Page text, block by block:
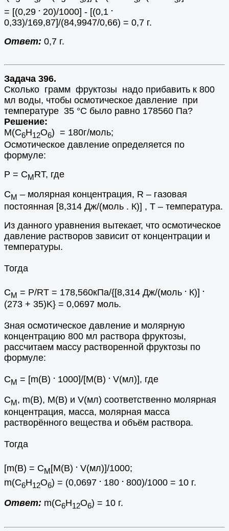
= [(0,29 . 20)/1000] - [(0,1 .
0,33)/169,87]/(84,9947/0,66) = 0,7 г.
Ответ: 0,7 г.
Задача 396.
Сколько грамм фруктозы надо прибавить к 800
мл воды, чтобы осмотическое давление при
температуре 35 °С было равно 178560 Па?
Решение:
М(С6Н12О6) = 180г/моль;
Осмотическое давление определяется по
формуле:
Р = СMRT, где
СМ – молярная концентрация, R – газовая
постоянная [8,314 Дж/(моль . К)] , T – температура.
Из данного уравнения вытекает, что осмотическое
давление растворов зависит от концентрации и
температуры.
Тогда
СМ = Р/RT = 178,560кПа/{[8,314 Дж/(моль . К)] .
(273 + 35)K} = 0,0697 моль.
Зная осмотическое давление и молярную
концентрацию 800 мл раствора фруктозы,
рассчитаем массу растворенной фруктозы по
формуле:
СМ = [m(B) . 1000]/[M(B) . V(мл)], где
СМ, m(B), M(B) и V(мл) соответственно молярная
концентрация, масса, молярная масса
растворённого вещества и объём раствора.
Тогда
[m(B) = СМ[M(B) . V(мл)]/1000;
m(С6Н12О6) = (0,0697 . 180 . 800)/1000 = 10 г.
Ответ: m(С6Н12О6) = 10 г.